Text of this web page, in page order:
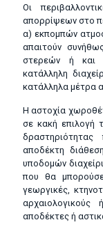
Οι
απορρίψεων στο
α) εκπομπών
απαιτούν
στερεών ή και
κατάλληλη
κατάλληλα μέτρα
Η αστοχία
σε κακή επιλογή
αποδέκτη
υποδομών
που θα
γεωργικές,
αρχαιολογικούς
αποδέκτες ή